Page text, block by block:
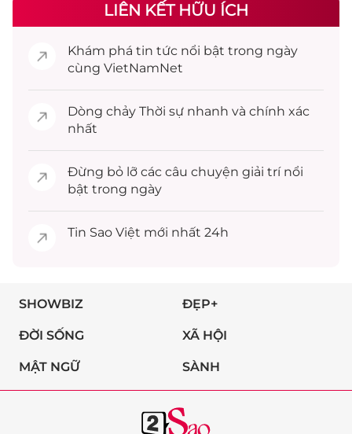
LIÊN KẾT HỮU ÍCH
Khám phá tin tức nổi bật trong ngày
cùng VietNamNet
Dòng chảy Thời sự nhanh và chính xác
nhất
Đừng bỏ lỡ các câu chuyện giải trínổi
bật trong ngày
Tin Sao Việt mới nhất 24h
SHOWBIZ ĐẸP+
ĐỜI SỐNG XÃ HỘI
MẬT NGỮ SÀNH